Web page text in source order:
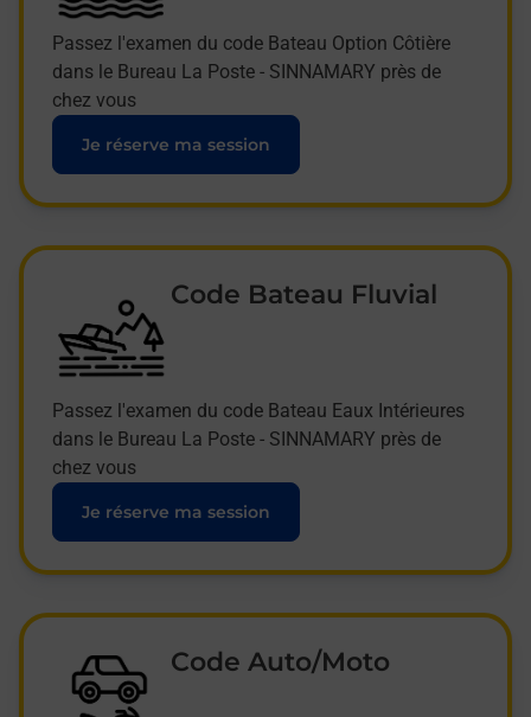
Passez l'examen du code Bateau Option Côtière
dans le Bureau La Poste - SINNAMARY près de
chez vous
Je réserve ma session
Code Bateau Fluvial
Passez l'examen du code Bateau Eaux Intérieures
dans le Bureau La Poste - SINNAMARY près de
chez vous
Je réserve ma session
Code Auto/Moto